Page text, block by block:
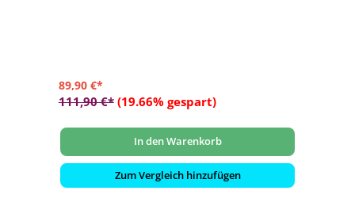
89,90 €*
111,90 €* (19.66% gespart)
In den Warenkorb
Zum Vergleich hinzufügen